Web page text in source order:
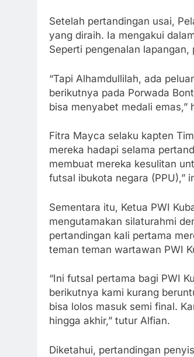
Setelah pertandingan usai,
yang diraih. Ia mengakui
Seperti pengenalan
“Tapi Alhamdullilah, ada
berikutnya pada Porwada
bisa menyabet medali emas,”
Fitra Mayca selaku kapten
mereka hadapi selama
membuat mereka kesulitan
futsal ibukota negara (PPU),”
Sementara itu, Ketua PWI
mengutamakan silaturahmi
pertandingan kali pertama
teman teman wartawan PWI
“Ini futsal pertama bagi PWI
berikutnya kami kurang
bisa lolos masuk semi final.
hingga akhir,” tutur Alfian.
Diketahui, pertandingan